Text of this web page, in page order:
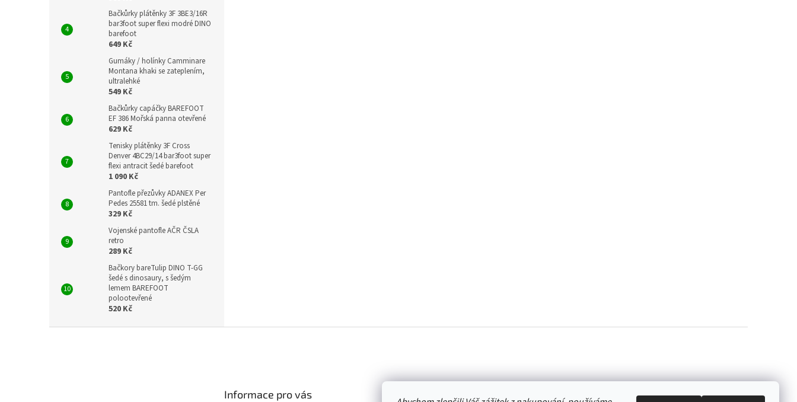
Bačkůrky plátěnky 3F 3BE3/16R
bar3foot super flexi modré DINO
barefoot
649 Kč
Gumáky / holínky Camminare
Montana khaki se zateplením,
ultralehké
549 Kč
Bačkůrky capáčky BAREFOOT
EF 386 Mořská panna otevřené
629 Kč
Tenisky plátěnky 3F Cross
Denver 4BC29/14 bar3foot super
flexi antracit šedé barefoot
1 090 Kč
Pantofle přezůvky ADANEX Per
Pedes 25581 tm. šedé plstěné
329 Kč
Vojenské pantofle AČR ČSLA
retro
289 Kč
Bačkory bareTulip DINO T-GG
šedé s dinosaury, s šedým
lemem BAREFOOT
polootevřené
520 Kč
Informace pro vás